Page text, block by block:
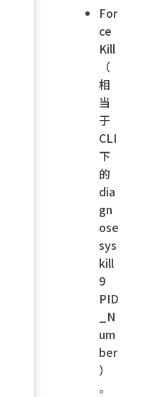
For
ce
Kill
（
相
当
于
CLI
下
的
dia
gn
ose
sys
kill
9
PID
_N
um
ber
）
。